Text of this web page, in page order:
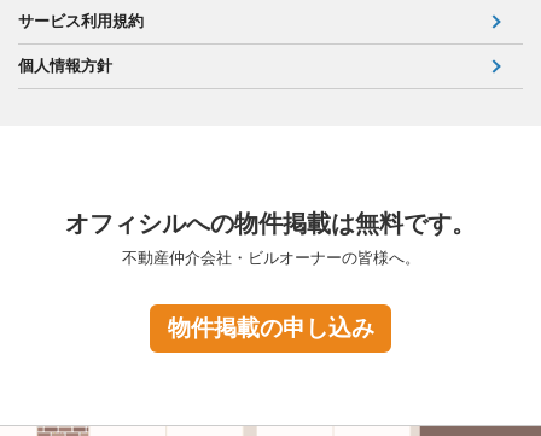
サービス利用規約
個人情報方針
オフィシルへの物件掲載は無料です。
不動産仲介会社・ビルオーナーの皆様へ。
物件掲載の申し込み